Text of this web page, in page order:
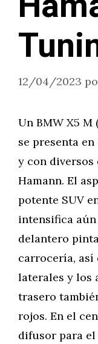
12/04/2023
Un BMW X5
se presenta
y con diversos
Hamann. El
potente SUV
intensifica
delantero
carrocería, así
laterales y los
trasero
rojos. En el
difusor para